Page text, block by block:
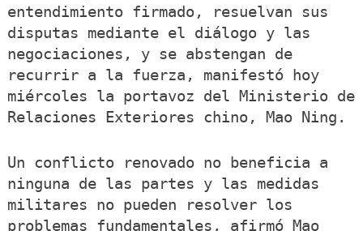
entendimiento firmado, resuelvan sus
disputas mediante el diálogo y las
negociaciones, y se abstengan de
recurrir a la fuerza, manifestó hoy
miércoles la portavoz del Ministerio de
Relaciones Exteriores chino, Mao Ning.
Un conflicto renovado no beneficia a
ninguna de las partes y las medidas
militares no pueden resolver los
problemas fundamentales, afirmó Mao